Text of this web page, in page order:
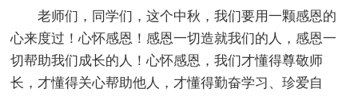
老师们，同学们，这个中秋，我们要用一颗感恩的
心来度过！心怀感恩！感恩一切造就我们的人，感恩一
切帮助我们成长的人！心怀感恩，我们才懂得尊敬师
长，才懂得关心帮助他人，才懂得勤奋学习、珍爱自